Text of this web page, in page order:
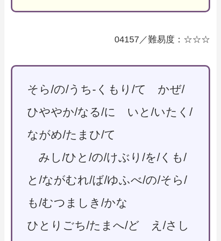
04157／難易度：☆☆☆
そら/の/うち-くもり/て かぜ/
ひややか/なる/に いと/いたく/
ながめ/たまひ/て
みし/ひと/の/けぶり/を/くも/
と/ながむれ/ば/ゆふべ/の/そら/
も/むつましき/かな
ひとりごち/たまへ/ど え/さし